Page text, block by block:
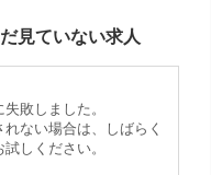
見ていない求人
敗しました。
ない場合は、しばらく
しください。